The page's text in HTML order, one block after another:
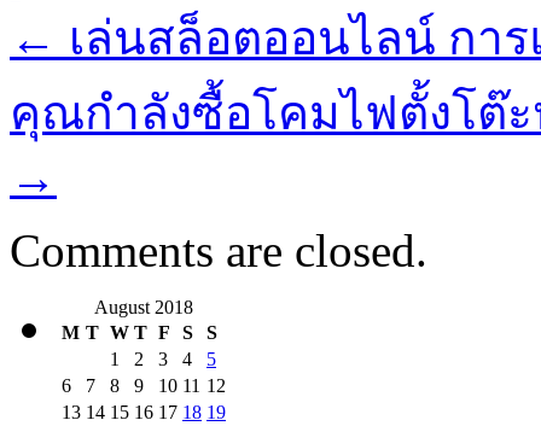
← เล่นสล็อตออนไลน์ กา
คุณกำลังซื้อโคมไฟตั้งโต๊
→
Comments are closed.
August 2018
M T W T F S
S
1
2 3 4
5
6
7 8 9 10 11 12
13 14 15 16 17 18 19